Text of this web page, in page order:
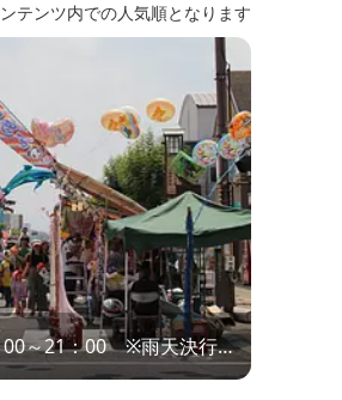
テンツ内での人気順となります
00～21：00 ※雨天決行、
中止